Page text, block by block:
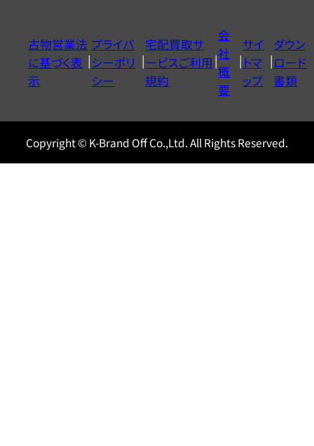
ヤ
ル
0120604117
古物営業法
に基づく表
示
プライバ
シーポリ
シー
宅配買取サ
ービスご利用
規約
会
社
概
要
サイ
トマ
ップ
ダウン
ロード
書類
Copyright © K-Brand Off Co.,Ltd. All Rights Reserved.